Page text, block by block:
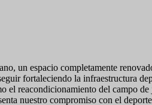
un espacio completamente
fortaleciendo la infraestructura
reacondicionamiento del campo
nuestro compromiso con el